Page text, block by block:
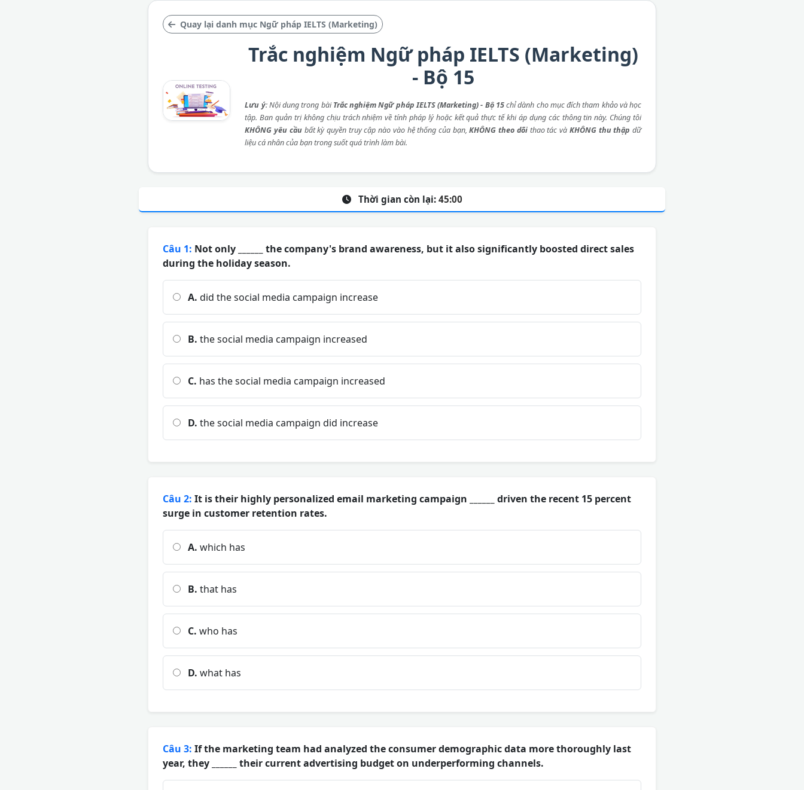
Quay lại danh mục Ngữ pháp IELTS (Marketing)
Trắc nghiệm Ngữ pháp IELTS (Marketing)
- Bộ 15
Lưu ý: Nội dung trong bàiTrắc nghiệm Ngữ pháp IELTS (Marketing) - Bộ 15chỉ dành cho mục đích tham khảo và học
tập. Ban quản trị không chịu trách nhiệm về tính pháp lý hoặc kết quả thực tế khi áp dụng các thông tin này. Chúng tôi
KHÔNG yêu cầubất kỳ quyền truy cập nào vào hệ thống của bạn,KHÔNG theo dõithao tác và KHÔNG thu thập dữ
liệu cá nhân của bạn trong suốt quá trình làm bài.
Thời gian còn lại: 45:00
Câu 1: Not only ______ the company's brand awareness, but it also significantly boosted direct sales
during the holiday season.
A. did the social media campaign increase
B. the social media campaign increased
C. has the social media campaign increased
D. the social media campaign did increase
Câu 2: It is their highly personalized email marketing campaign ______ driven the recent 15 percent
surge in customer retention rates.
A. which has
B. that has
C. who has
D. what has
Câu 3: If the marketing team had analyzed the consumer demographic data more thoroughly last
year, they ______ their current advertising budget on underperforming channels.